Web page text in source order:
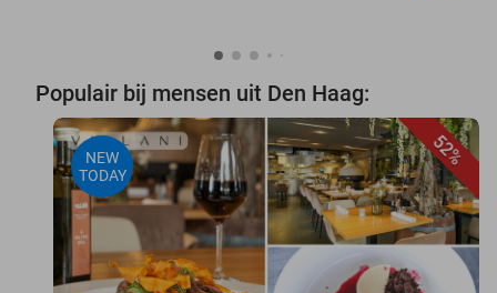
Populair bij mensen uit Den Haag:
52%
NEW
TODAY